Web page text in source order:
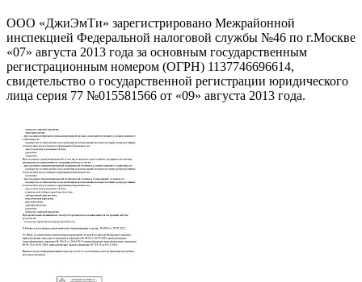
ООО «ДжиЭмТи» зарегистрировано Межрайонной
инспекцией Федеральной налоговой службы №46 по г.Москве
«07» августа 2013 года за основным государственным
регистрационным номером (ОГРН) 1137746696614,
свидетельство о государственной регистрации юридического
лица серия 77 №015581566 от «09» августа 2013 года.